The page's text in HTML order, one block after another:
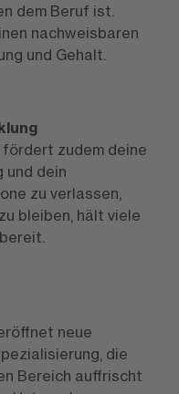
dem Beruf ist.
nachweisbaren
und Gehalt.
fördert zudem deine
und dein
zu verlassen,
bleiben, hält viele
neue
die
Bereich auffrischt